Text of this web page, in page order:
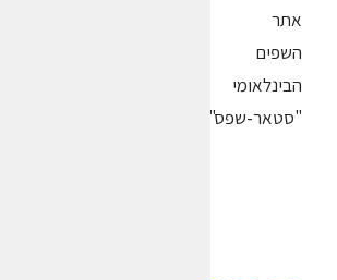
אתר
השפים
הבינלאומי
"סטאר-שפס".